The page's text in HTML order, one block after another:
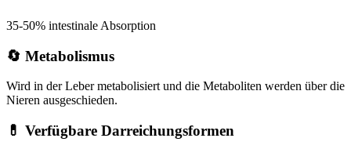
35-50% intestinale Absorption
🔄 Metabolismus
Wird in der Leber metabolisiert und die Metaboliten werden über die
Nieren ausgeschieden.
💊 Verfügbare Darreichungsformen